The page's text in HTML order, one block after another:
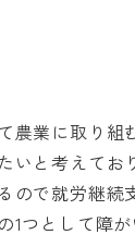
農業に取り
いと考えてお
ので就労継
1つとして障